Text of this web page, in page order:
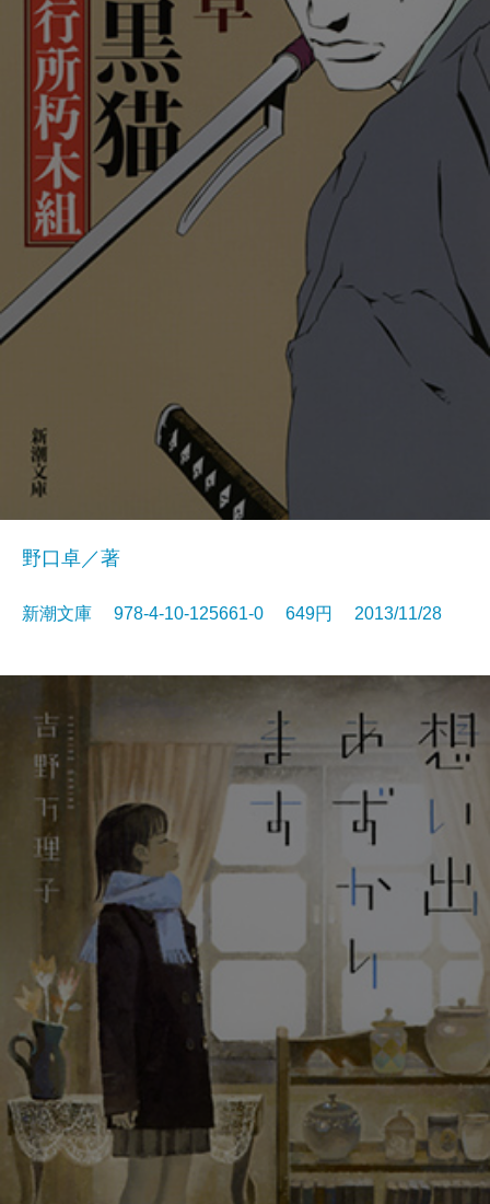
野口卓／著
新潮文庫 978-4-10-125661-0 649円 2013/11/28